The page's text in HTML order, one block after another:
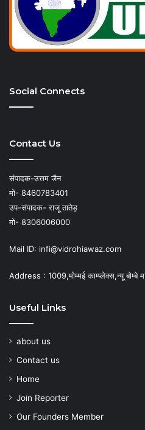
Social Connects
Contact Us
संपादक-उत्तम जैन
मो- 8460783401
उप-संपादक- राजू तातेड़
मो- 8306006000
Mail ID: infi@vidrohiawaz.com
Address : 1009,मोम्मई काम्प्लेक्स,न्यू बोम्बे
Useful Links
about us
Contact us
Home
Join Reporter
Our Founders Member